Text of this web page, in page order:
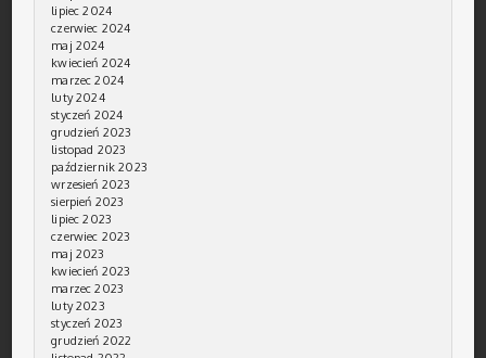
lipiec 2024
czerwiec 2024
maj 2024
kwiecień 2024
marzec 2024
luty 2024
styczeń 2024
grudzień 2023
listopad 2023
październik 2023
wrzesień 2023
sierpień 2023
lipiec 2023
czerwiec 2023
maj 2023
kwiecień 2023
marzec 2023
luty 2023
styczeń 2023
grudzień 2022